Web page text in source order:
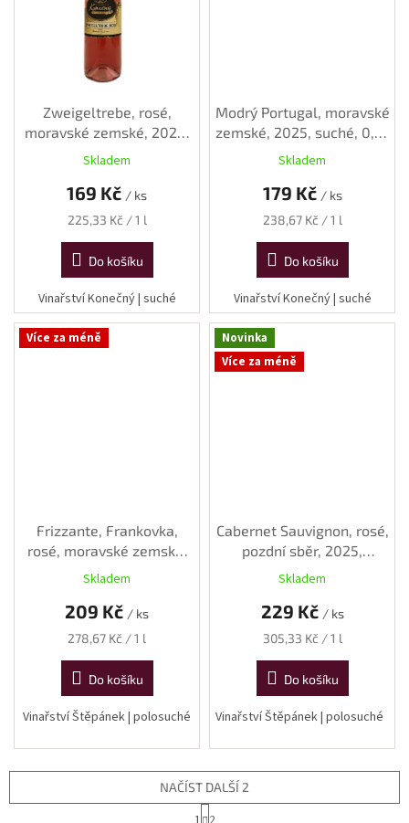
Zweigeltrebe, rosé,
moravské zemské, 2025,
suché, 0,75 l
Skladem
169 Kč / ks
Měrná
225,33 Kč / 1 l
Do košíku
Vinařství Konečný | suché
Modrý Portugal, moravské
zemské, 2025, suché, 0,75
Skladem
179 Kč / ks
Měrná
238,67 Kč / 1 l
Do košíku
Vinařství Konečný | suché
Více za méně
Frizzante, Frankovka,
rosé, moravské zemské,
2025, polosuché, 0,75 l
Skladem
209 Kč / ks
Měrná
278,67 Kč / 1 l
Do košíku
Vinařství Štěpánek | polosuché
Novinka
Více za méně
Cabernet Sauvignon, rosé,
pozdní sběr, 2025,
polosuché, 0,75 l
Skladem
229 Kč / ks
Měrná
305,33 Kč / 1 l
Do košíku
Vinařství Štěpánek | polosuché
NAČÍST DALŠÍ 2